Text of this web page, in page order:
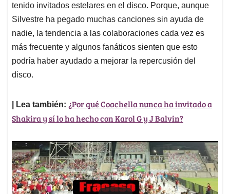
tenido invitados estelares en el disco. Porque, aunque
Silvestre ha pegado muchas canciones sin ayuda de
nadie, la tendencia a las colaboraciones cada vez es
más frecuente y algunos fanáticos sienten que esto
podría haber ayudado a mejorar la repercusión del
disco.
| Lea también: ¿Por qué Coachella nunca ha invitado a
Shakira y sí lo ha hecho con Karol G y J Balvin?